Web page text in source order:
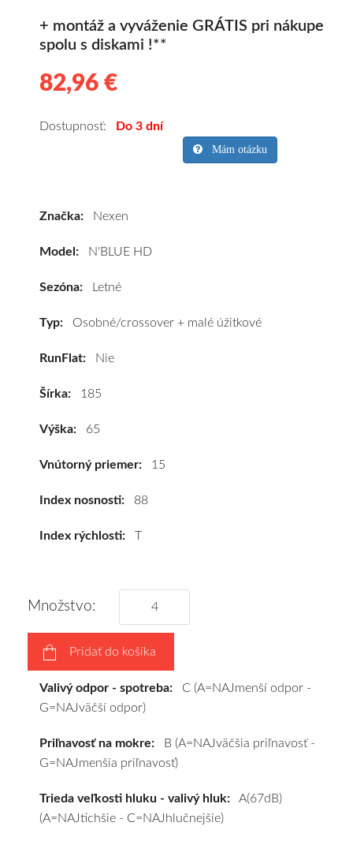
+ montáž a vyváženie GRÁTIS pri nákupe
spolu s diskami !**
82,96 €
pneumatiky
N'BLUE
R15
#C,B,A(67dB)
pneumatiky
na
a
pošleme
zadarmo.
Dostupnosť: Do 3 dní
Mám otázku
Značka: Nexen
Model: N'BLUE HD
Sezóna: Letné
Typ: Osobné/crossover + malé úžitkové
RunFlat: Nie
Šírka: 185
Výška: 65
Vnútorný priemer: 15
Index nosnosti: 88
Index rýchlosti: T
Množstvo:
Pridať do košíka
Valivý odpor - spotreba: C (A=NAJmenší odpor -
G=NAJväčší odpor)
Priľnavosť na mokre: B (A=NAJväčšia priľnavosť -
G=NAJmenšia priľnavosť)
Trieda veľkosti hluku - valivý hluk: A(67dB)
(A=NAJtichšie - C=NAJhlučnejšie)